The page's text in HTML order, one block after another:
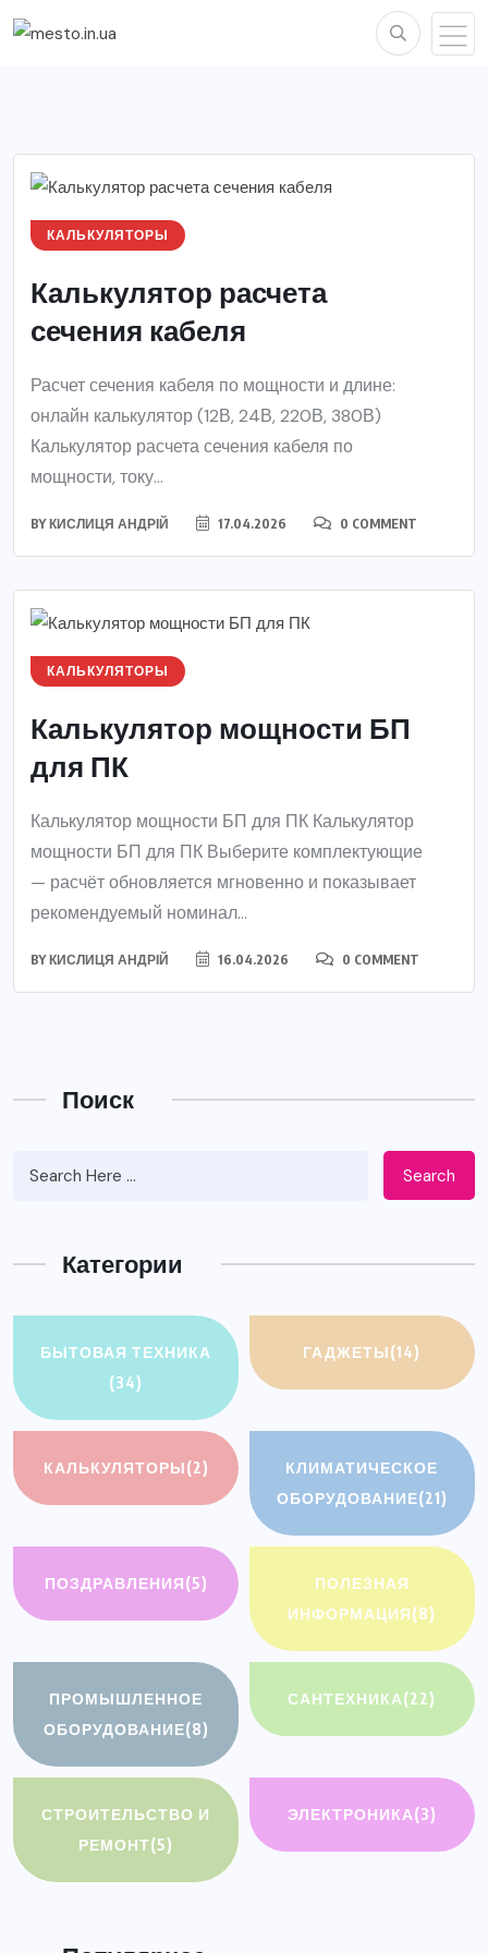
КАЛЬКУЛЯТОРЫ
Калькулятор расчета
сечения кабеля
Расчет сечения кабеля по мощности и длине:
онлайн калькулятор (12В, 24В, 220В, 380В)
Калькулятор расчета сечения кабеля по
мощности, току...
BYКИСЛИЦЯ АНДРІЙ 17.04.2026 0 COMMENT
КАЛЬКУЛЯТОРЫ
Калькулятор мощности БП
для ПК
Калькулятор мощности БП для ПК Калькулятор
мощности БП для ПК Выберите комплектующие
— расчёт обновляется мгновенно и показывает
рекомендуемый номинал...
BYКИСЛИЦЯ АНДРІЙ 16.04.2026 0 COMMENT
Поиск
Search
Категории
БЫТОВАЯ ТЕХНИКА
(34)
ГАДЖЕТЫ(14)
КАЛЬКУЛЯТОРЫ(2)
КЛИМАТИЧЕСКОЕ
ОБОРУДОВАНИЕ(21)
ПОЗДРАВЛЕНИЯ(5)
ПОЛЕЗНАЯ
ИНФОРМАЦИЯ(8)
ПРОМЫШЛЕННОЕ
ОБОРУДОВАНИЕ(8)
САНТЕХНИКА(22)
СТРОИТЕЛЬСТВО И
РЕМОНТ(5)
ЭЛЕКТРОНИКА(3)